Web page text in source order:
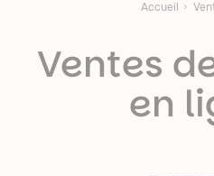
Accueil
Ventes
en